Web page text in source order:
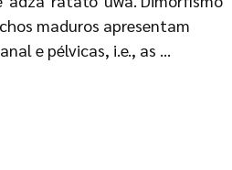
maduros apresentam
e pélvicas, i.e., as …